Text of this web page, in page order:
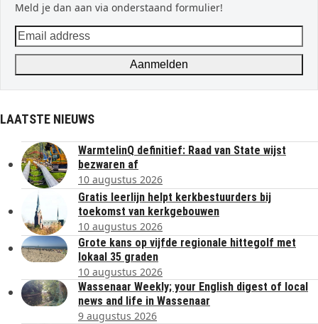
Meld je dan aan via onderstaand formulier!
Email
address
Aanmelden
LAATSTE NIEUWS
WarmtelinQ definitief: Raad van State wijst
bezwaren af
10 augustus 2026
Gratis leerlijn helpt kerkbestuurders bij
toekomst van kerkgebouwen
10 augustus 2026
Grote kans op vijfde regionale hittegolf met
lokaal 35 graden
10 augustus 2026
Wassenaar Weekly; your English digest of local
news and life in Wassenaar
9 augustus 2026